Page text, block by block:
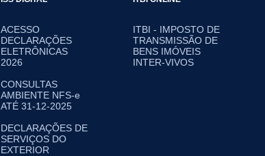
ACESSO
DECLARAÇÕES
ELETRÔNICAS
2026
CONSULTAS
AMBIENTE NFS-e
ATÉ 31-12-2025
DECLARAÇÕES DE
SERVIÇOS DO
EXTERIOR
ITBI - IMPOSTO DE
TRANSMISSÃO DE
BENS IMÓVEIS
INTER-VIVOS